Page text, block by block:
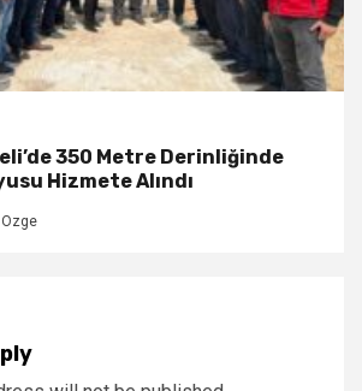
350 Metre Derinliğinde
Hizmete Alındı
Ozge